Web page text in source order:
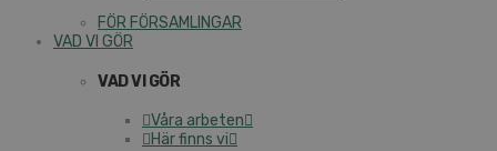
FÖR FÖRSAMLINGAR
VAD VI GÖR
VAD VI GÖR
Våra arbeten
Här finns vi